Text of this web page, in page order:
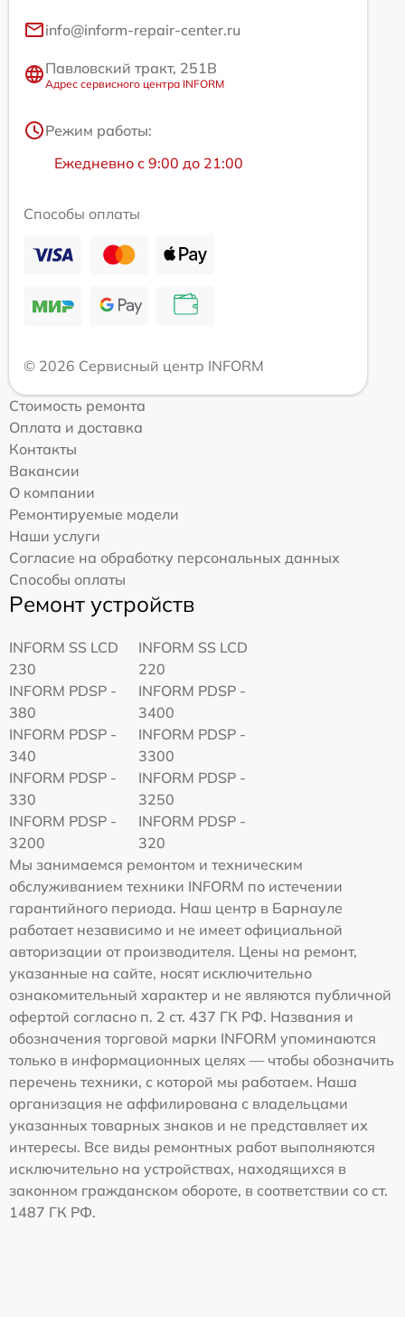
info@inform-repair-center.ru
Павловский тракт, 251В
Адрес сервисного центра INFORM
Режим работы:
Ежедневно с 9:00 до 21:00
Способы оплаты
© 2026 Сервисный центр INFORM
Стоимость ремонта
Оплата и доставка
Контакты
Вакансии
О компании
Ремонтируемые модели
Наши услуги
Согласие на обработку персональных данных
Способы оплаты
Ремонт устройств
INFORM SS LCD
230
INFORM SS LCD
220
INFORM PDSP -
380
INFORM PDSP -
3400
INFORM PDSP -
340
INFORM PDSP -
3300
INFORM PDSP -
330
INFORM PDSP -
3250
INFORM PDSP -
3200
INFORM PDSP -
320
Мы занимаемся ремонтом и техническим
обслуживанием техники INFORM по истечении
гарантийного периода. Наш центр в Барнауле
работает независимо и не имеет официальной
авторизации от производителя. Цены на ремонт,
указанные на сайте, носят исключительно
ознакомительный характер и не являются публичной
офертой согласно п. 2 ст. 437 ГК РФ. Названия и
обозначения торговой марки INFORM упоминаются
только в информационных целях — чтобы обозначить
перечень техники, с которой мы работаем. Наша
организация не аффилирована с владельцами
указанных товарных знаков и не представляет их
интересы. Все виды ремонтных работ выполняются
исключительно на устройствах, находящихся в
законном гражданском обороте, в соответствии со ст.
1487 ГК РФ.